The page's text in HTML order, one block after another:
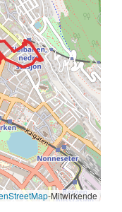
-Mitwirkende